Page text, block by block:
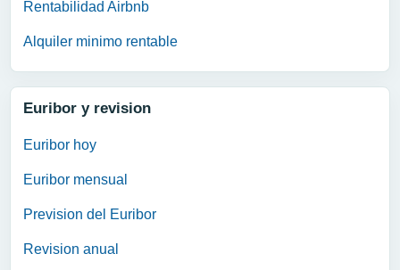
Rentabilidad Airbnb
Alquiler minimo rentable
Euribor y revision
Euribor hoy
Euribor mensual
Prevision del Euribor
Revision anual